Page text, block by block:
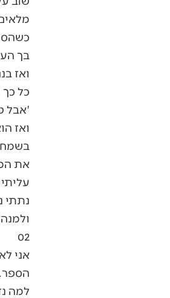
בך
ואז
כל
'אבל
ואז
את
נתתי
02
למה